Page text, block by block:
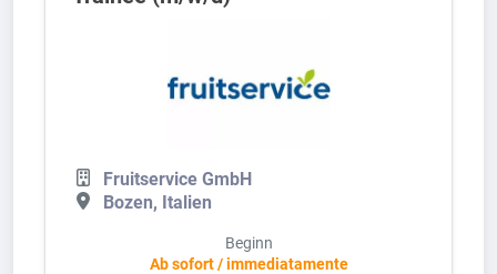
Fruitservice GmbH
Bozen, Italien
Beginn
Ab sofort / immediatamente